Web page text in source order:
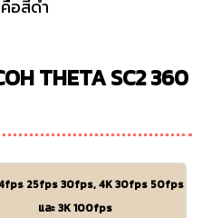
อสีดำ
THETA SC2 360
25fps 30fps, 4K 30fps 50fps
และ 3K 100fps